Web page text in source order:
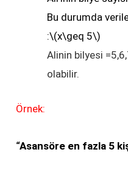
Bu durumda
:\(x\geq 5\)
Alinin bilyesi
olabilir.
Örnek:
“Asansöre en fazla 5